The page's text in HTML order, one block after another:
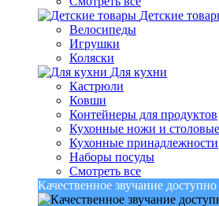
Детские
Велосипеды
Игрушки
Коляски
Для кухни
Кастрюли
Ковши
Контейнеры для продуктов
Кухонные ножи и
Кухонные принадлежности
Наборы посуды
Смотреть все
Качественное звучание